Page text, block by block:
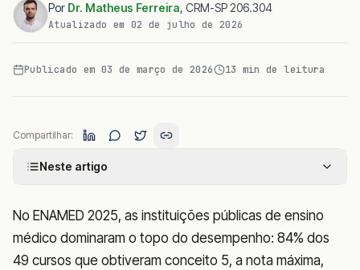
Por Dr. Matheus Ferreira, CRM-SP 206.304
Atualizado em 02 de julho de 2026
Publicado em 03 de março de 2026 13 min de leitura
Compartilhar:
Neste artigo
No ENAMED 2025, as instituições públicas de ensino
médico dominaram o topo do desempenho: 84% dos
49 cursos que obtiveram conceito 5, a nota máxima,